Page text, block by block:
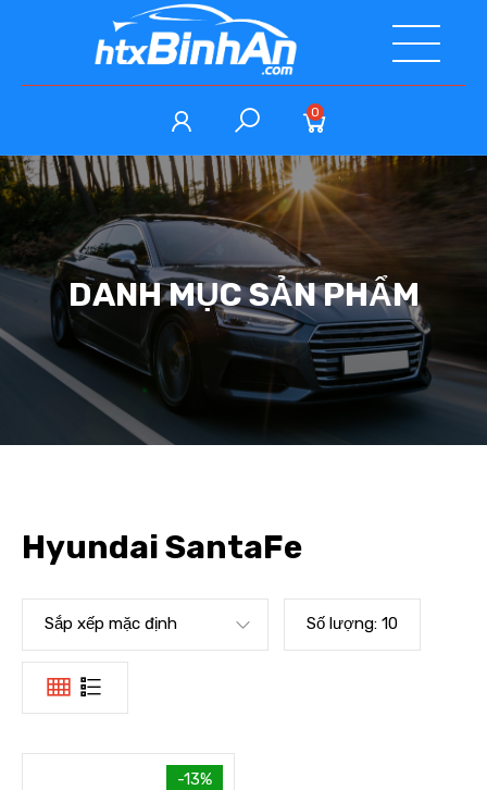
0
DANH MỤC SẢN PHẨM
Hyundai SantaFe
Sắp xếp mặc định Số lượng: 10
-13%